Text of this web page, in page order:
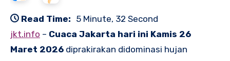
Read Time: 5 Minute, 32 Second
jkt.info – Cuaca Jakarta hari ini Kamis 26
Maret 2026 diprakirakan didominasi hujan